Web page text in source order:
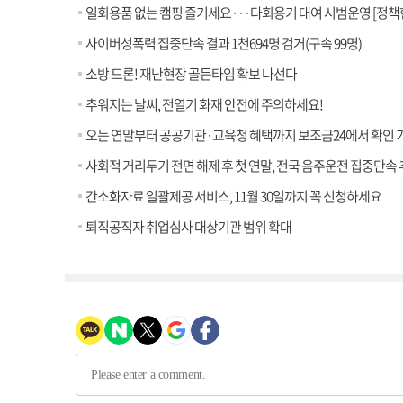
일회용품 없는 캠핑 즐기세요···다회용기 대여 시범운영 [정
사이버성폭력 집중단속 결과 1천694명 검거(구속 99명)
소방 드론! 재난현장 골든타임 확보 나선다
추워지는 날씨, 전열기 화재 안전에 주의하세요!
오는 연말부터 공공기관·교육청 혜택까지 보조금24에서 확인
사회적 거리두기 전면 해제 후 첫 연말, 전국 음주운전 집중단속
간소화자료 일괄제공 서비스, 11월 30일까지 꼭 신청하세요
퇴직공직자 취업심사 대상기관 범위 확대